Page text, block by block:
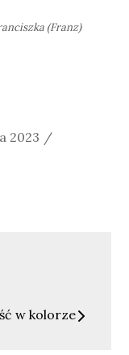
(Franz)
2023
w kolorze